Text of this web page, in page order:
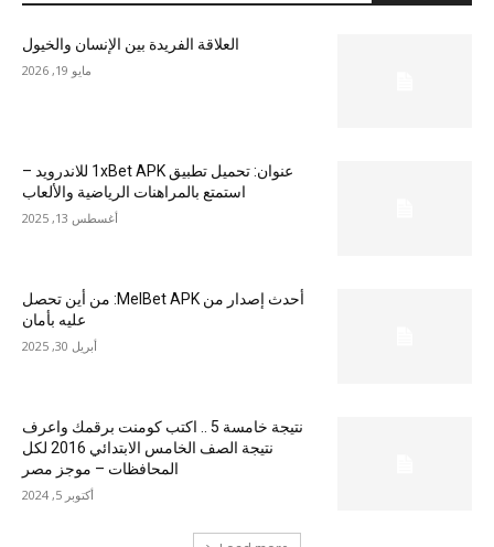
العلاقة الفريدة بين الإنسان والخيول
مايو 19, 2026
عنوان: تحميل تطبيق 1xBet APK للاندرويد –
استمتع بالمراهنات الرياضية والألعاب
أغسطس 13, 2025
أحدث إصدار من MelBet APK: من أين تحصل
عليه بأمان
أبريل 30, 2025
نتيجة خامسة 5 .. اكتب كومنت برقمك واعرف
نتيجة الصف الخامس الابتدائي 2016 لكل
المحافظات – موجز مصر
أكتوبر 5, 2024